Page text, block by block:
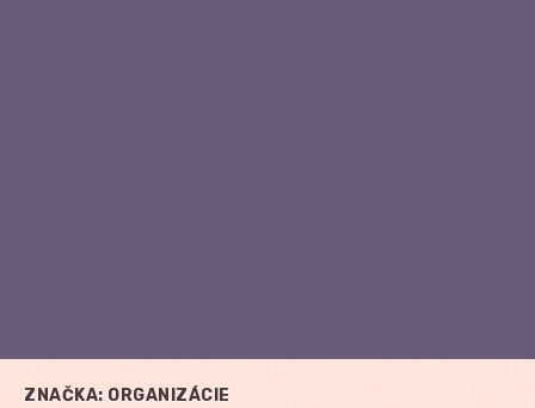
ZNAČKA: ORGANIZÁCIE